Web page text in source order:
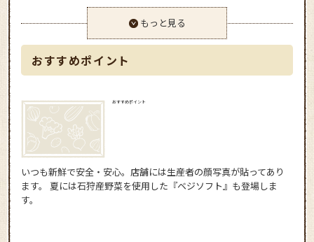
もっと見る
おすすめポイント
おすすめポイント
いつも新鮮で安全・安心。店舗には生産者の顔写真が貼ってあり
ます。 夏には石狩産野菜を使用した『ベジソフト』も登場しま
す。